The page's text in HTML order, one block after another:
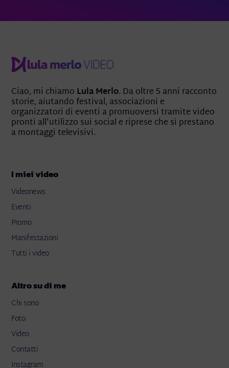
Ciao, mi chiamo Lula Merlo. Da oltre 5 anni racconto
storie, aiutando festival, associazioni e
organizzatori di eventi a promuoversi tramite video
pronti all'utilizzo sui social e riprese che si prestano
a montaggi televisivi.
I miei video
Videonews
Eventi
Promo
Manifestazioni
Tutti i video
Altro su di me
Chi sono
Foto
Video
Contatti
Instagram